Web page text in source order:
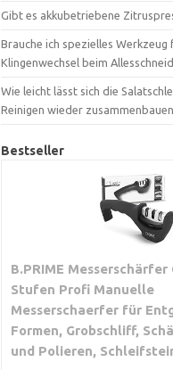
Gibt es akkubetriebene
Brauche ich spezielles Werkzeug
Klingenwechsel beim
Wie leicht lässt sich die
Reinigen wieder
Bestseller
B.PRIME Messerschärfer
Stufen Profi Manuelle
Messerschaerfer für
Formen, Grobschliff,
und Polieren,